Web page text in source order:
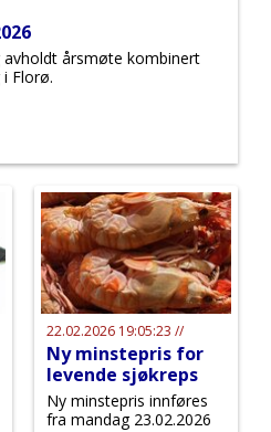
avholdt årsmøte kombinert
Florø.
22.02.2026 19:05:23 //
Ny minstepris for
levende sjøkreps
Ny minstepris innføres
fra mandag 23.02.2026